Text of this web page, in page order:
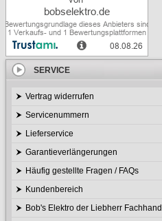
SERVICE
Vertrag widerrufen
Servicenummern
Lieferservice
Garantieverlängerungen
Häufig gestellte Fragen / FAQs
Kundenbereich
Bob's Elektro der Liebherr